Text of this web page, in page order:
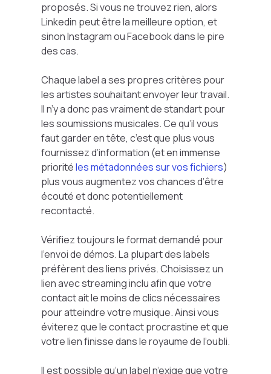
proposés. Si vous ne trouvez rien, alors
Linkedin peut être la meilleure option, et
sinon Instagram ou Facebook dans le pire
des cas.
Chaque label a ses propres critères pour
les artistes souhaitant envoyer leur travail.
Il n’y a donc pas vraiment de standart pour
les soumissions musicales. Ce qu’il vous
faut garder en tête, c’est que plus vous
fournissez d’information (et en immense
prioritéles métadonnées sur vos fichiers)
plus vous augmentez vos chances d’être
écouté et donc potentiellement
recontacté.
Vérifiez toujours le format demandé pour
l’envoi de démos. La plupart des labels
préfèrent des liens privés. Choisissez un
lien avec streaming inclu afin que votre
contact ait le moins de clics nécessaires
pour atteindre votre musique. Ainsi vous
éviterez que le contact procrastine et que
votre lien finisse dans le royaume de l’oubli.
Il est possible qu’un label n’exige que votre